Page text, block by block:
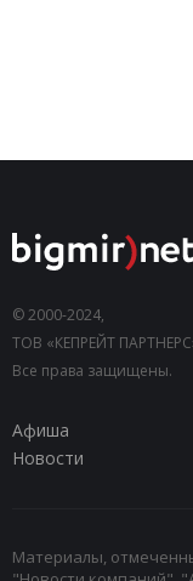
© 2000-2024,
ТОВ «КЕПРЕЙТ
Все права защищены.
Афиша
Новости
Материалы,